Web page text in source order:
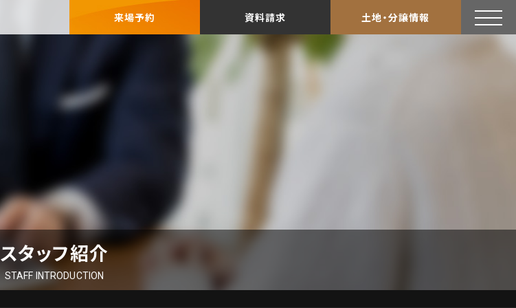
来場予約 資料請求 土地・分譲情報
スタッフ紹介
STAFF INTRODUCTION